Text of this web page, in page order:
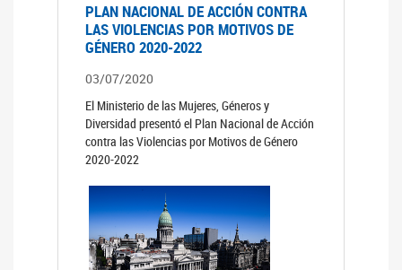
PLAN NACIONAL DE ACCIÓN CONTRA
LAS VIOLENCIAS POR MOTIVOS DE
GÉNERO 2020-2022
03/07/2020
El Ministerio de las Mujeres, Géneros y
Diversidad presentó el Plan Nacional de Acción
contra las Violencias por Motivos de Género
2020-2022